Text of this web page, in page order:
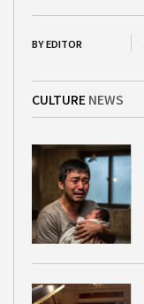
BY EDITOR
CULTURE NEWS